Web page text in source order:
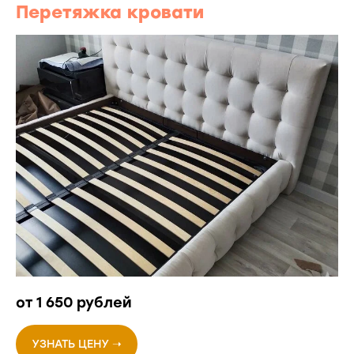
Перетяжка кровати
от 1 650 рублей
УЗНАТЬ ЦЕНУ ➝